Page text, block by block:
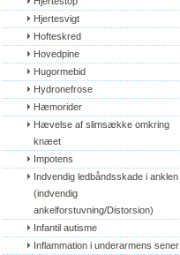
Hjertesvigt
Hofteskred
Hovedpine
Hugormebid
Hydronefrose
Hæmorider
Hævelse af slimsække omkring
knæet
Impotens
Indvendig ledbåndsskade i anklen
(indvendig
ankelforstuvning/Distorsion)
Infantil autisme
Inflammation i underarmens sener